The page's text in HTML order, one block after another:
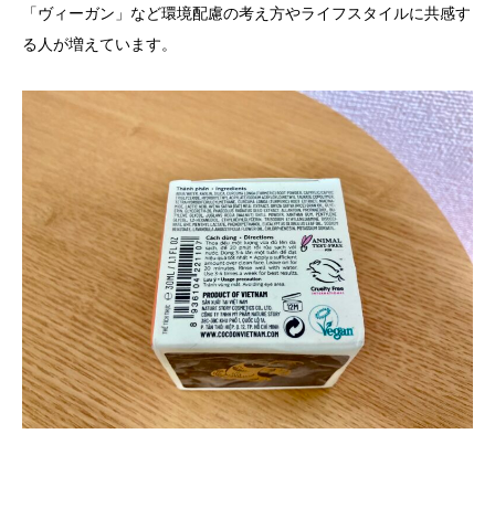
「ヴィーガン」など環境配慮の考え方やライフスタイルに共感す
る人が増えています。